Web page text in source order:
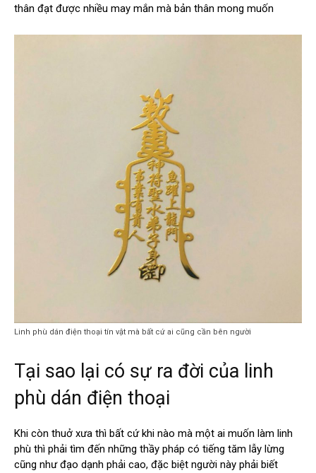
thân đạt được nhiều may mắn mà bản thân mong muốn
Linh phù dán điện thoại tín vật mà bất cứ ai cũng cần bên người
Tại sao lại có sự ra đời của linh
phù dán điện thoại
Khi còn thuở xưa thì bất cứ khi nào mà một ai muốn làm linh
phù thì phải tìm đến những thầy pháp có tiếng tăm lẫy lừng
cũng như đạo dạnh phải cao, đặc biệt người này phải biết